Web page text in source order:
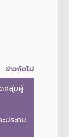
ข่าวถัดไป
กลุ่มผู้
ประถม